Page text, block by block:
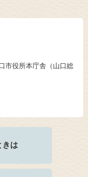
市役所本庁舎（山口総
きは